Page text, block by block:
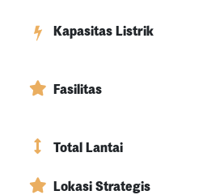
Kapasitas Listrik
Fasilitas
Total Lantai
Lokasi Strategis